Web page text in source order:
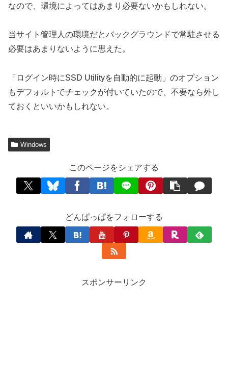
なので、環境によってはあまり必要ないかもしれない。
当サイト管理人の環境だとバックグラウンドで常駐させる
必要はあまりないように思えた。
「ログイン時にSSD Utilityを自動的に起動」のオプション
もデフォルトでチェックが付いていたので、不要なら外し
ておくといいかもしれない。
Windows
このページをシェアする
どんぱっぱをフォローする
スポンサーリンク